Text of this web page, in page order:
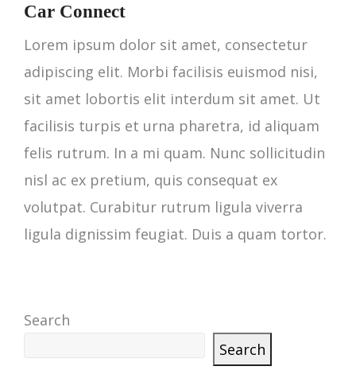
Car Connect
Lorem ipsum dolor sit amet, consectetur
adipiscing elit. Morbi facilisis euismod nisi,
sit amet lobortis elit interdum sit amet. Ut
facilisis turpis et urna pharetra, id aliquam
felis rutrum. In a mi quam. Nunc sollicitudin
nisl ac ex pretium, quis consequat ex
volutpat. Curabitur rutrum ligula viverra
ligula dignissim feugiat. Duis a quam tortor.
Search
Search